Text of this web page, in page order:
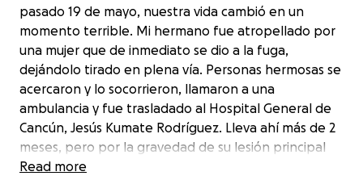
pasado 19 de mayo, nuestra vida cambió en un
momento terrible. Mi hermano fue atropellado por
una mujer que de inmediato se dio a la fuga,
dejándolo tirado en plena vía. Personas hermosas se
acercaron y lo socorrieron, llamaron a una
ambulancia y fue trasladado al Hospital General de
Cancún, Jesús Kumate Rodríguez. Lleva ahí más de 2
meses, pero por la gravedad de su lesión principal
(fractura expuesta de tibia y peroné) y por la grave
Read more